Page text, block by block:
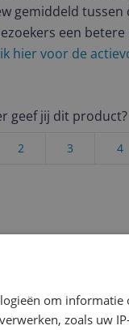
gemiddeld
een
hier voor de
geef jij dit product?
4
3
2
om informatie
zoals uw